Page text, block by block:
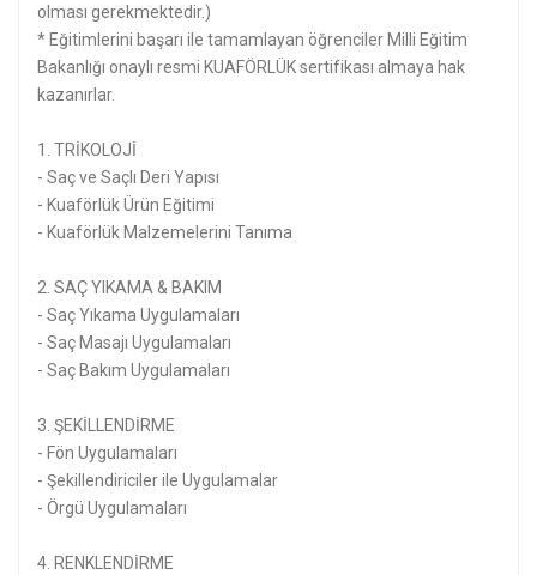
olması gerekmektedir.)
* Eğitimlerini başarı ile tamamlayan öğrenciler Milli Eğitim
Bakanlığı onaylı resmi KUAFÖRLÜK sertifikası almaya hak
kazanırlar.
1. TRİKOLOJİ
- Saç ve Saçlı Deri Yapısı
- Kuaförlük Ürün Eğitimi
- Kuaförlük Malzemelerini Tanıma
2. SAÇ YIKAMA & BAKIM
- Saç Yıkama Uygulamaları
- Saç Masajı Uygulamaları
- Saç Bakım Uygulamaları
3. ŞEKİLLENDİRME
- Fön Uygulamaları
- Şekillendiriciler ile Uygulamalar
- Örgü Uygulamaları
4. RENKLENDİRME